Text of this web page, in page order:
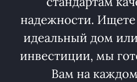
надежности.
идеальный дом
инвестиции, мы
Вам на